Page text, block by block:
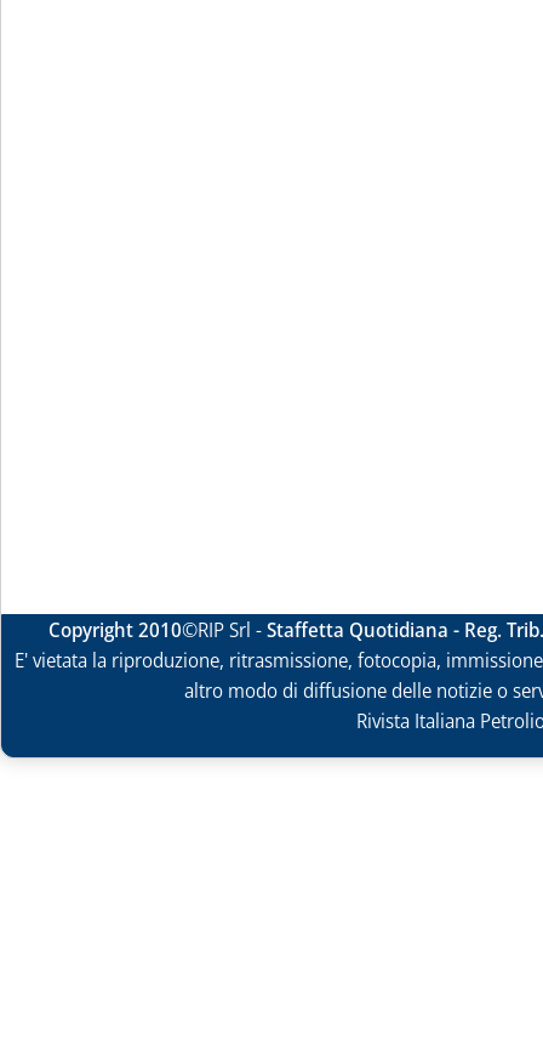
Copyright 2010©RIP Srl -Staffetta Quotidiana - Reg.
E' vietata la riproduzione, ritrasmissione, fotocopia,
altro modo di diffusione delle notizie o
Rivista Italiana